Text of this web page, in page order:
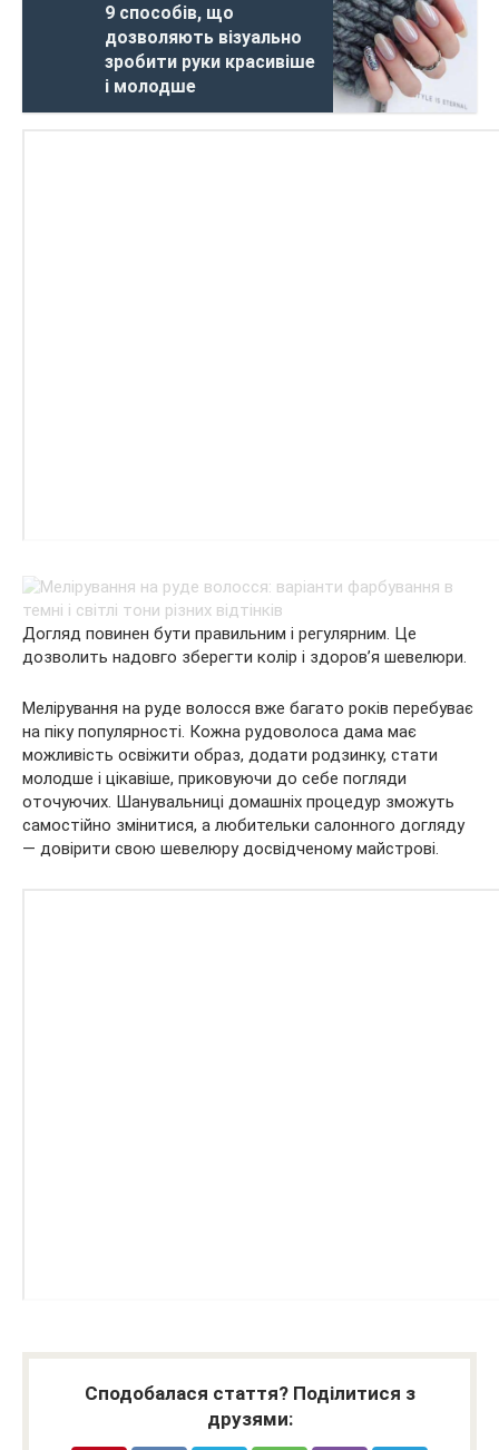
9 способів, що
дозволяють візуально
зробити руки красивіше
і молодше
Догляд повинен бути правильним і регулярним. Це
дозволить надовго зберегти колір і здоров’я шевелюри.
Мелірування на руде волосся вже багато років перебуває
на піку популярності. Кожна рудоволоса дама має
можливість освіжити образ, додати родзинку, стати
молодше і цікавіше, приковуючи до себе погляди
оточуючих. Шанувальниці домашніх процедур зможуть
самостійно змінитися, а любительки салонного догляду
— довірити свою шевелюру досвідченому майстрові.
Сподобалася стаття? Поділитися з
друзями: